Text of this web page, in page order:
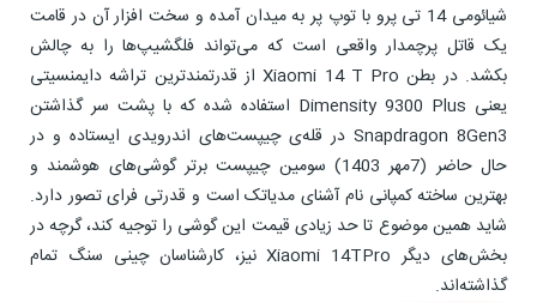
شیائومی 14 تی پرو با توپ پر به میدان آمده و سخت افزار آن در قامت
یک قاتل پرچمدار واقعی است که می‌تواند فلگشیپ‌ها را به چالش
بکشد. در بطن Xiaomi 14 T Pro از قدرتمندترین تراشه دایمنسیتی
یعنی Dimensity 9300 Plus استفاده شده که با پشت سر گذاشتن
Snapdragon 8Gen3 در قله‌ی چیپست‌های اندرویدی ایستاده و در
حال حاضر (7مهر 1403) سومین چیپست برتر گوشی‌های هوشمند و
بهترین ساخته کمپانی نام آشنای مدیاتک است و قدرتی فرای تصور دارد.
شاید همین موضوع تا حد زیادی قیمت این گوشی را توجیه کند، گرچه در
بخش‌های دیگر Xiaomi 14TPro نیز، کارشناسان چینی سنگ تمام
گذاشته‌اند.